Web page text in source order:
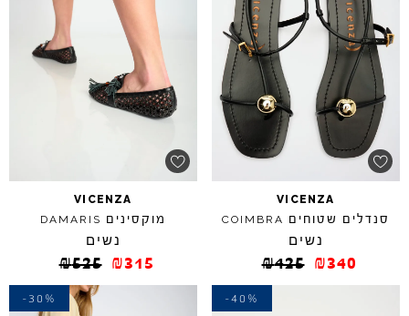
VICENZA
סנדלים שטוחים COIMBRA
נשים
₪425 ₪340
VICENZA
מוקסינים DAMARIS
נשים
₪525 ₪315
-40%
-30%